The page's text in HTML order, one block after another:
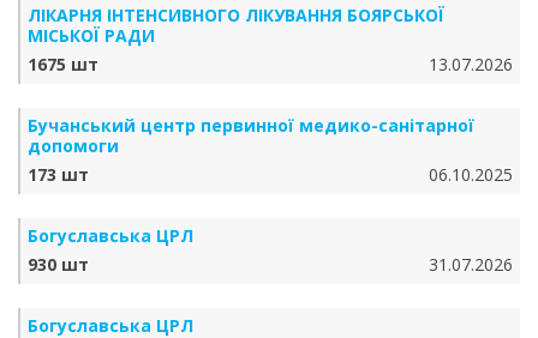
ЛІКАРНЯ ІНТЕНСИВНОГО ЛІКУВАННЯ БОЯРСЬКОЇ
МІСЬКОЇ РАДИ
1675 шт
13.07.2026
Бучанський центр первинної медико-санітарної
допомоги
173 шт
06.10.2025
Богуславська ЦРЛ
930 шт
31.07.2026
Богуславська ЦРЛ